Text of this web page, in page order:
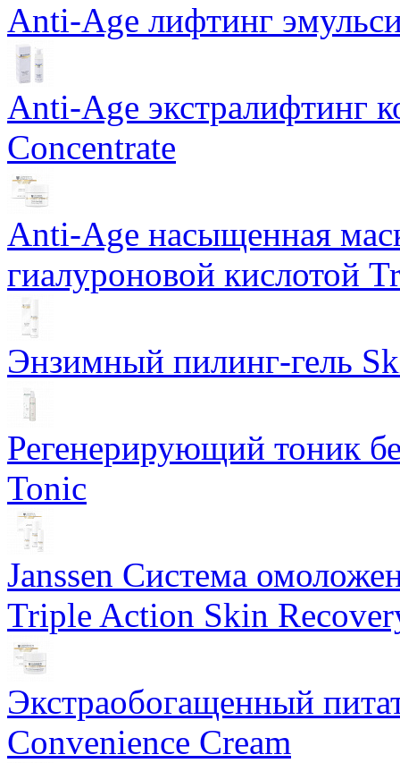
Anti-Age лифтинг
Anti-Age экстралифтинг
Concentrate
Anti-Age насыщенная
гиалуроновой кислотой
Энзимный пилинг-гель
Регенерирующий тоник
Tonic
Janssen Система
Triple Action Skin
Экстраобогащенный
Convenience Cream